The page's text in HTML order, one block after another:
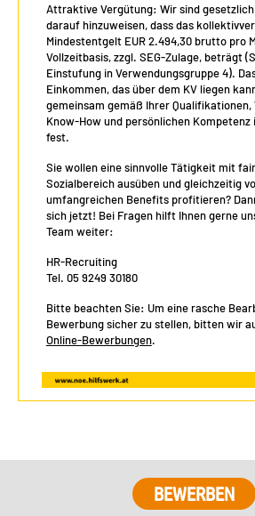
Attraktive Vergütung: Wir sind
darauf hinzuweisen, dass das
Mindestentgelt EUR 2.494,30 brutto pro
Vollzeitbasis, zzgl. SEG-Zulage, beträgt
Einstufung in Verwendungsgruppe 4).
Einkommen, das über dem KV liegen
gemeinsam gemäß Ihrer
Know-How und persönlichen Kompetenz
fest.
Sie wollen eine sinnvolle Tätigkeit mit
Sozialbereich ausüben und gleichzeitig
umfangreichen Benefits profitieren?
sich jetzt! Bei Fragen hilft Ihnen gerne
Team weiter:
HR-Recruiting
Tel. 05 9249 30180
Bitte beachten Sie: Um eine rasche
Bewerbung sicher zu stellen, bitten wir
Online-Bewerbungen.